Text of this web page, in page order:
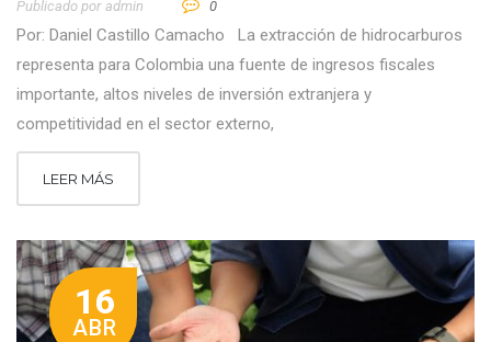
Publicado por Admin 0
Por: Daniel Castillo Camacho La extracción de hidrocarburos
representa para Colombia una fuente de ingresos fiscales
importante, altos niveles de inversión extranjera y
competitividad en el sector externo,
LEER MÁS
16
ABR